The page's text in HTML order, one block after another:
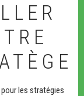
les stratégies